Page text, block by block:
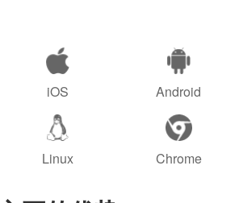
iOS Android
Linux Chrome